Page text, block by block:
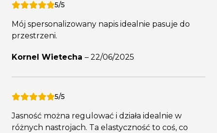
5/5
Mój spersonalizowany napis idealnie pasuje do
przestrzeni.
Kornel Wietecha – 22/06/2025
5/5
Jasność można regulować i działa idealnie w
różnych nastrojach. Ta elastyczność to coś, co